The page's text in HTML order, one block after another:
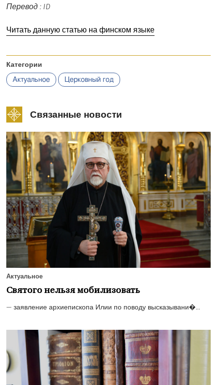
Перевод : ID
Читать данную статью на финском языке
Категории
Актуальное Церковный год
Связанные новости
Актуальное
Святого нельзя мобилизовать
— заявление архиепископа Илии по поводу высказывани�...